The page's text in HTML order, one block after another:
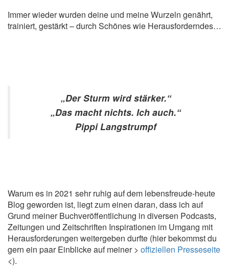
Immer wieder wurden deine und meine Wurzeln genährt,
trainiert, gestärkt – durch Schönes wie Herausforderndes…
„Der Sturm wird stärker.“
„Das macht nichts. Ich auch.“
Pippi Langstrumpf
Warum es in 2021 sehr ruhig auf dem lebensfreude-heute
Blog geworden ist, liegt zum einen daran, dass ich auf
Grund meiner Buchveröffentlichung in diversen Podcasts,
Zeitungen und Zeitschriften Inspirationen im Umgang mit
Herausforderungen weitergeben durfte (hier bekommst du
gern ein paar Einblicke auf meiner > offiziellen Presseseite
<).